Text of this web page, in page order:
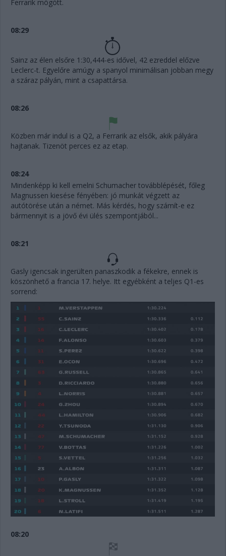
Ferrarik mögött.
08:29
Sainz az élen elsőre 1:30,444-es idővel, 42 ezreddel előzve
Leclerc-t. Egyelőre amúgy a spanyol minimálisan jobban megy
a száraz pályán, mint a csapattársa.
08:26
Közben már indul is a Q2, a Ferrarik az elsők, akik pályára
hajtanak. Tizenöt perces ez az etap.
08:24
Mindenképp ki kell emelni Schumacher továbblépését, főleg
Magnussen kiesése fényében: jó munkát végzett az
autótörése után a német. Más kérdés, hogy számít-e ez
bármennyit is a jövő évi ülés szempontjából...
08:21
Gasly igencsak ingerülten panaszkodik a fékekre, ennek is
köszönhető a francia 17. helye. Itt egyébként a teljes Q1-es
sorrend:
08:20